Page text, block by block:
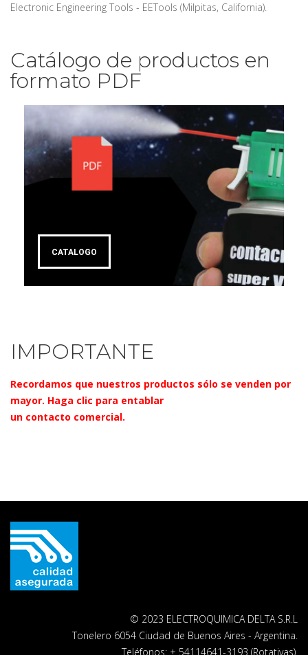
Electronic Engineering Tools - EETools (Milpitas, California).
Catálogo de productos en
formato PDF
CATALOGO
IMPORTANTE
Recordamos que nuestros productos sólo se venden por
mayor. Haga clic para entablar
un contacto comercial.
© 2023 ELECTROQUIMICA DELTA S.R.L
Tonelero 6054 Ciudad de Buenos Aires - Argentina.
Teléfonos: + 54114641-3193 (Rotativas).